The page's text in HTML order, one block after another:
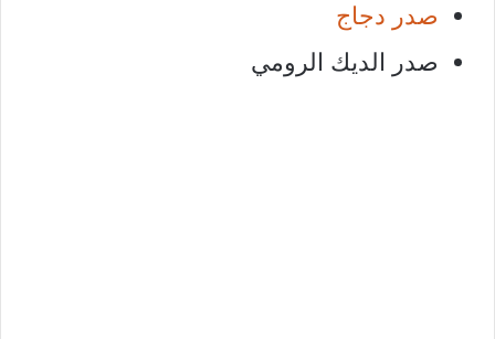
صدر دجاج
صدر الديك الرومي